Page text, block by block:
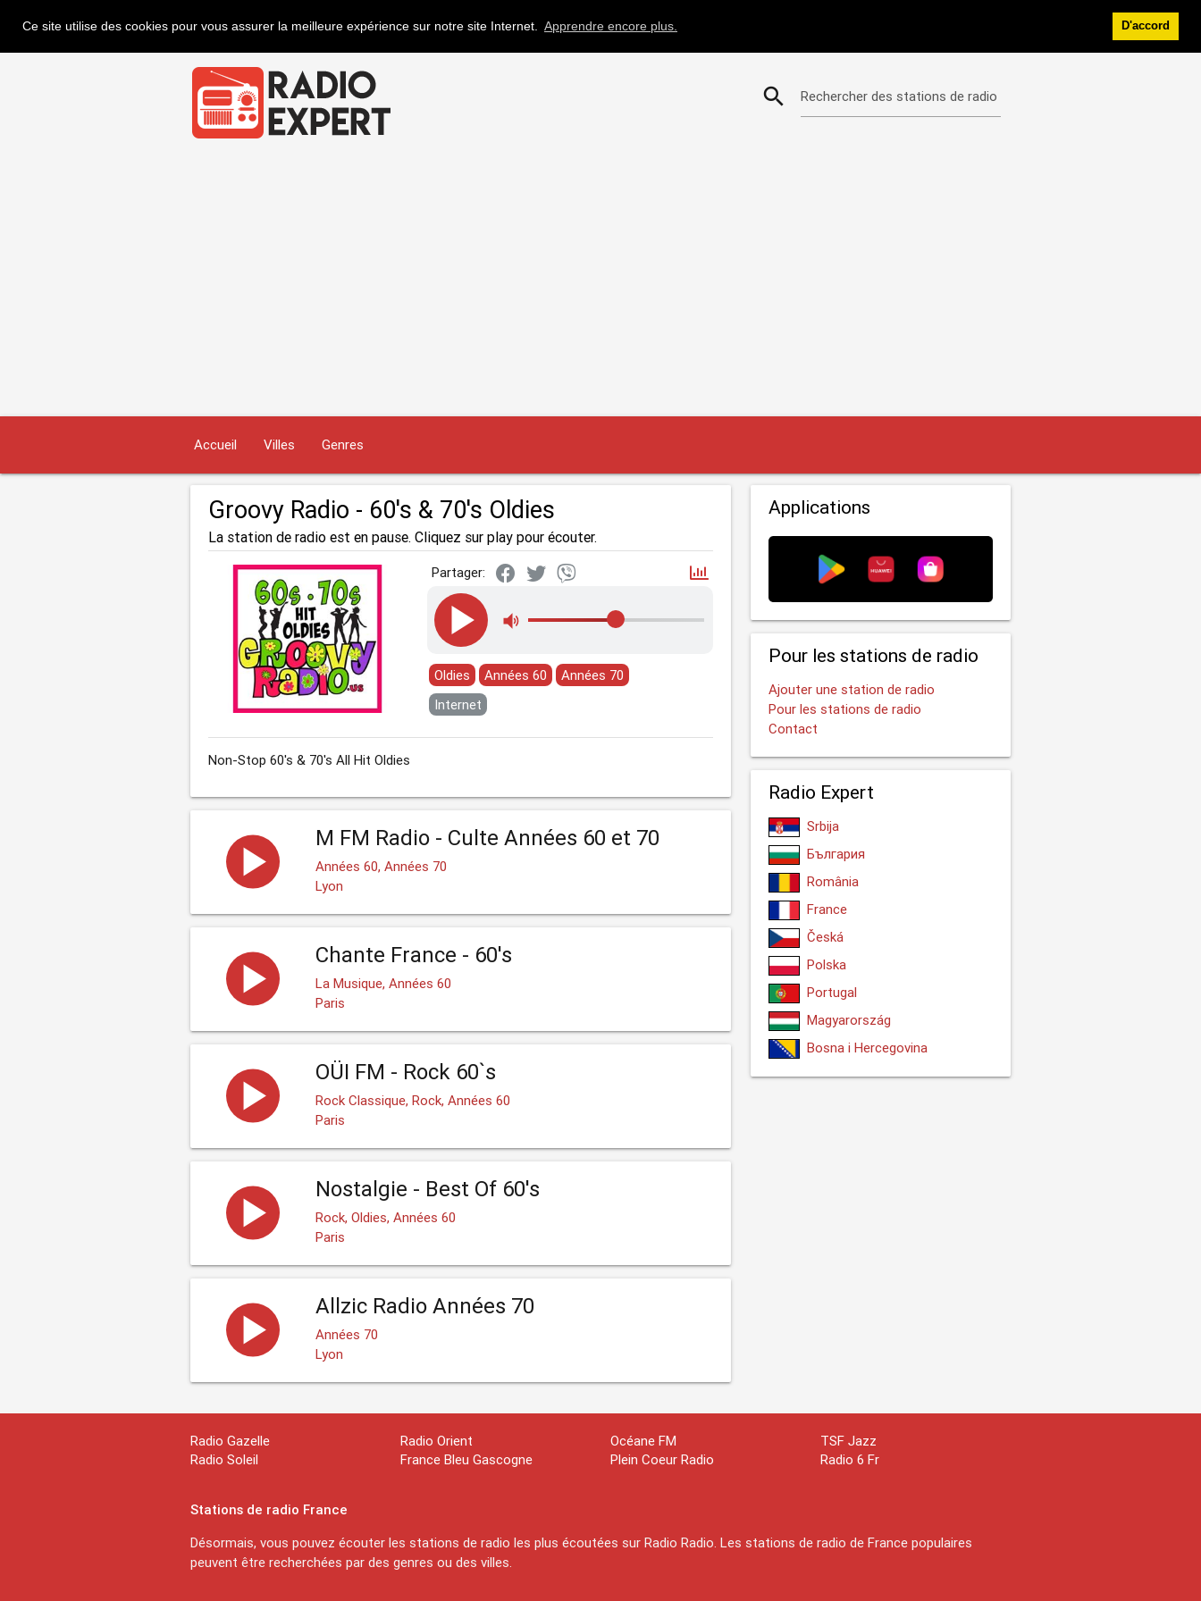
Ce site utilise des cookies pour vous assurer la meilleure expérience sur notre site Internet. Apprendre encore plus. D'accord
search Rechercher des stations de radio
Accueil Villes Genres
Groovy Radio - 60's & 70's Oldies
La station de radio est en pause. Cliquez sur play pour écouter.
Partager:
Oldies Années 60
Années 70
Internet
Non-Stop 60's & 70's All Hit Oldies
M FM Radio - Culte Années 60 et 70
Années 60, Années 70
Lyon
Chante France - 60's
La Musique, Années 60
Paris
OÜI FM - Rock 60`s
Rock Classique, Rock, Années 60
Paris
Nostalgie - Best Of 60's
Rock, Oldies, Années 60
Paris
Allzic Radio Années 70
Années 70
Lyon
Applications
Pour les stations de radio
Ajouter une station de radio
Pour les stations de radio
Contact
Radio Expert
Srbija
България
România
France
Česká
Polska
Portugal
Magyarország
Bosna i Hercegovina
Radio Gazelle
Radio Soleil
Radio Orient
France Bleu Gascogne
Océane FM
Plein Coeur Radio
TSF Jazz
Radio 6 Fr
Stations de radio France
Désormais, vous pouvez écouter les stations de radio les plus écoutées sur Radio Radio. Les stations de radio de France populaires
peuvent être recherchées par des genres ou des villes.